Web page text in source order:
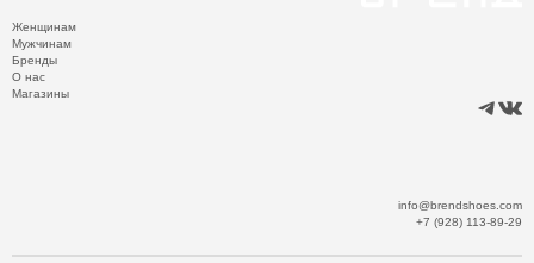
Женщинам
Мужчинам
Бренды
О нас
Магазины
info@brendshoes.com
+7 (928) 113-89-29